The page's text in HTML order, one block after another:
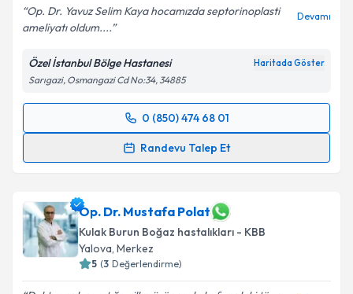
Op. Dr. Yavuz Selim Kaya hocamızda septorinoplasti
ameliyatı oldum....
Devamı
Özel İstanbul Bölge Hastanesi Haritada Göster
Sarıgazi, Osmangazi Cd No:34, 34885
0 (850) 474 68 01
Randevu Talep Et
Randevu Takvimi Talebi
takvim hazırlandığında e-posta ile bilgilendireceğiz.
E-posta Adresiniz
Op. Dr. Mustafa Polat
Kulak Burun Boğaz hastalıkları - KBB
Yalova, Merkez
5 (3 Değerlendirme)